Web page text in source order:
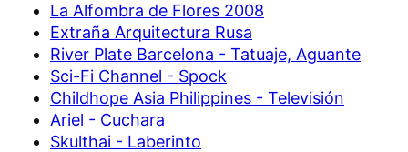
La Alfombra de Flores 2008
Extraña Arquitectura Rusa
River Plate Barcelona - Tatuaje, Aguante
Sci-Fi Channel - Spock
Childhope Asia Philippines - Televisión
Ariel - Cuchara
Skulthai - Laberinto